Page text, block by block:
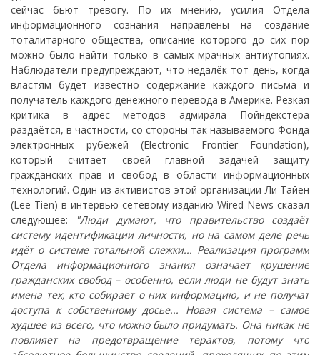
сейчас бьют тревогу. По их мнению, усилия Отдела
информационного сознания направлены на создание
тоталитарного общества, описание которого до сих пор
можно было найти только в самых мрачных антиутопиях.
Наблюдатели предупреждают, что недалёк тот день, когда
властям будет известно содержание каждого письма и
получатель каждого денежного перевода в Америке. Резкая
критика в адрес методов адмирала Пойндекстера
раздаётся, в частности, со стороны так называемого Фонда
электронных рубежей (Electronic Frontier Foundation),
который считает своей главной задачей защиту
гражданских прав и свобод в области информационных
технологий. Один из активистов этой организации Ли Тайен
(Lee Tien) в интервью сетевому изданию Wired News сказал
следующее:
"Люди думают, что правительство создаёт
систему идентификации личности, но на самом деле речь
идёт о системе тотальной слежки... Реализация программ
Отдела информационного знания означает крушение
гражданских свобод – особенно, если люди не будут знать
имена тех, кто собирает о них информацию, и не получат
доступа к собственному досье... Новая система – самое
худшее из всего, что можно было придумать. Она никак не
повлияет на предотвращение терактов, потому что